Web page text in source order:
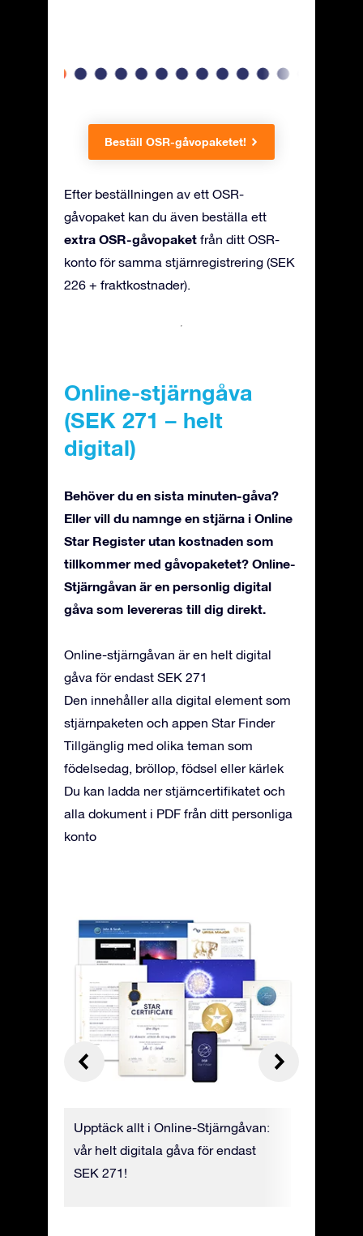
Beställ OSR-gåvopaketet!
Efter beställningen av ett OSR-
gåvopaket kan du även beställa ett
extra OSR-gåvopaket från ditt OSR-
konto för samma stjärnregistrering (SEK
226 + fraktkostnader).
Online-stjärngåva
(SEK 271 – helt
digital)
Behöver du en sista minuten-gåva?
Eller vill du namnge en stjärna i Online
Star Register utan kostnaden som
tillkommer med gåvopaketet? Online-
Stjärngåvan är en personlig digital
gåva som levereras till dig direkt.
Online-stjärngåvan är en helt digital
gåva för endast SEK 271
Den innehåller alla digital element som
stjärnpaketen och appen Star Finder
Tillgänglig med olika teman som
födelsedag, bröllop, födsel eller kärlek
Du kan ladda ner stjärncertifikatet och
alla dokument i PDF från ditt personliga
konto
Upptäck allt i Online-Stjärngåvan:
vår helt digitala gåva för endast
SEK 271!